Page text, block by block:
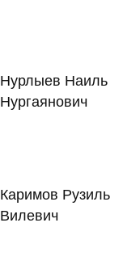
Нурлыев Наиль
Нургаянович
Каримов Рузиль
Вилевич